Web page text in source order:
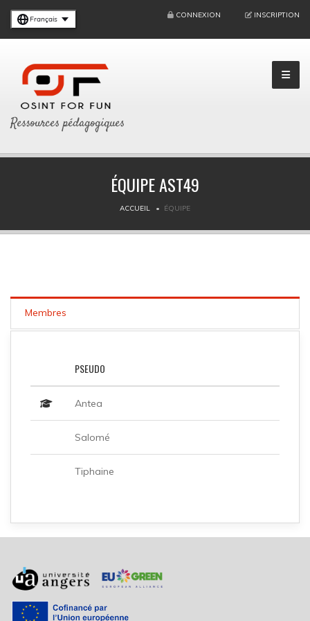
Français CONNEXION INSCRIPTION
Ressources pédagogiques
ÉQUIPE AST49
ACCUEIL ÉQUIPE
Membres
PSEUDO
Antea
Salomé
Tiphaine